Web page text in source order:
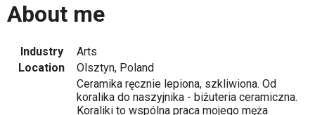
About me
Industry
Arts
Location
Olsztyn, Poland
Ceramika ręcznie lepiona, szkliwiona. Od
koralika do naszyjnika - biżuteria ceramiczna.
Koraliki to wspólna praca mojego męża